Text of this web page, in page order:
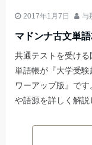
2017年1月7日
与
マドンナ古文単
共通テストを受け
単語帳が『大学受
ワーアップ版』で
や語源を詳しく解説